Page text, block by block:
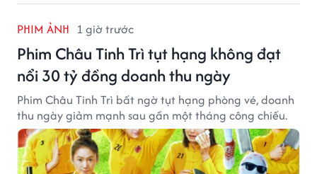
PHIM ẢNH 1 giờ trước
Phim Châu Tinh Trì tụt hạng không đạt
nổi 30 tỷ đồng doanh thu ngày
Phim Châu Tinh Trì bất ngờ tụt hạng phòng vé, doanh
thu ngày giảm mạnh sau gần một tháng công chiếu.